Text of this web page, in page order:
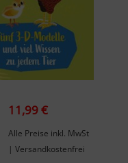
11,99 €
Alle Preise inkl. MwSt
| Versandkostenfrei